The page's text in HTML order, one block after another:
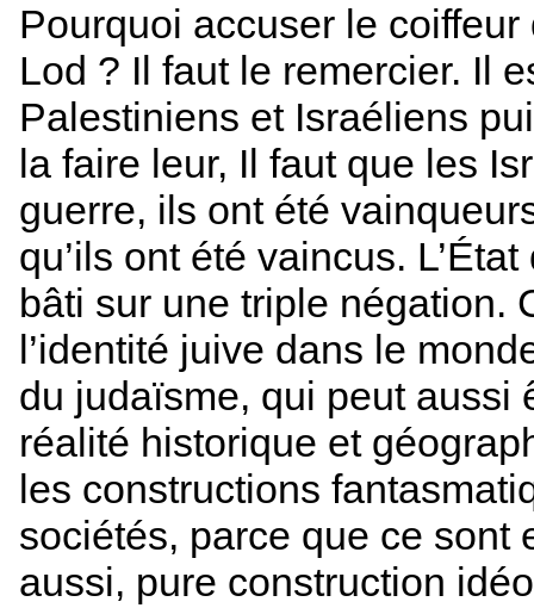
Pourquoi accuser le
Lod ? Il faut le remercier. Il
Palestiniens et Israéliens
la faire leur, Il faut que les
guerre, ils ont été
qu’ils ont été vaincus.
bâti sur une triple négation.
l’identité juive dans le
du judaïsme, qui peut aussi
réalité historique et
les constructions
sociétés, parce que ce sont
aussi, pure construction